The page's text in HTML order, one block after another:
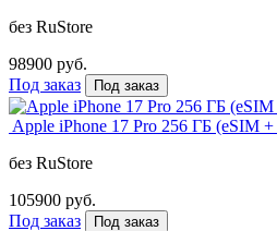
без RuStore
98900 руб.
Под заказ
Под заказ
Apple iPhone 17 Pro 256 ГБ (eSIM
без RuStore
105900 руб.
Под заказ
Под заказ